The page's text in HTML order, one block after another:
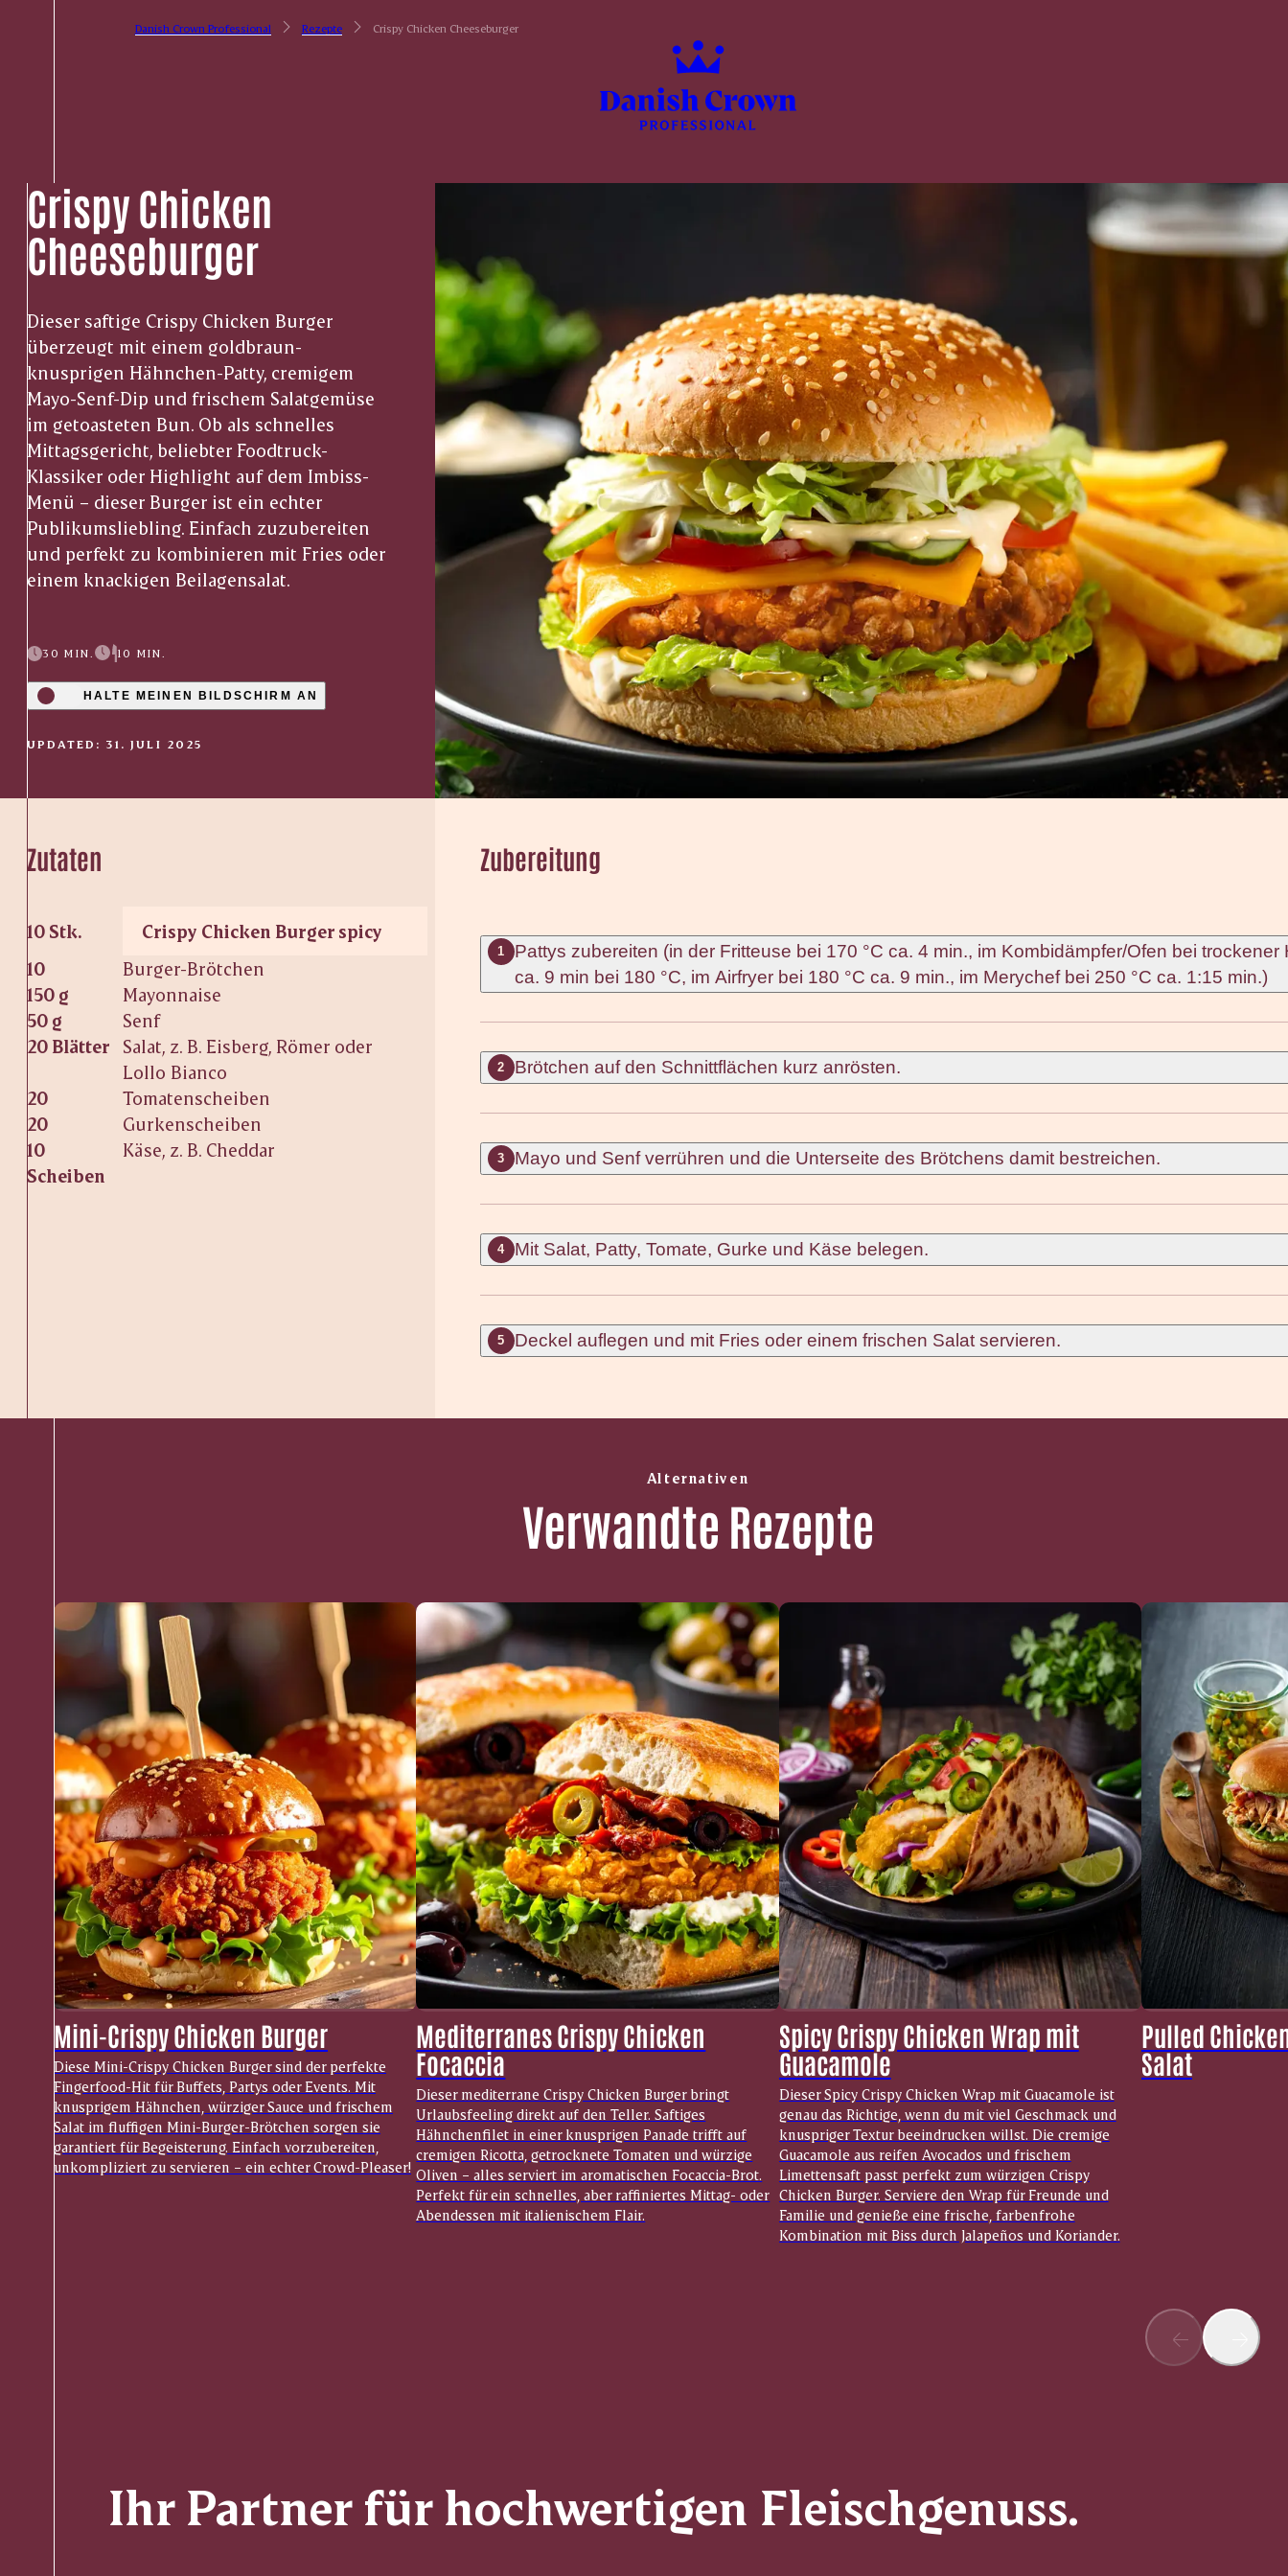
Danish Crown Professional Rezepte Crispy Chicken Cheeseburger
Crispy Chicken
Cheeseburger
Dieser saftige Crispy Chicken Burger
überzeugt mit einem goldbraun-
knusprigen Hähnchen-Patty, cremigem
Mayo-Senf-Dip und frischem Salatgemüse
im getoasteten Bun. Ob als schnelles
Mittagsgericht, beliebter Foodtruck-
Klassiker oder Highlight auf dem Imbiss-
Menü – dieser Burger ist ein echter
Publikumsliebling. Einfach zuzubereiten
und perfekt zu kombinieren mit Fries oder
einem knackigen Beilagensalat.
30 MIN. 10 MIN.
HALTE MEINEN BILDSCHIRM AN
UPDATED: 31. JULI 2025
Zutaten
10 Stk.
Crispy Chicken Burger spicy
10
Burger-Brötchen
150 g
Mayonnaise
50 g
Senf
20 Blätter
Salat, z. B. Eisberg, Römer oder
Lollo Bianco
20
Tomatenscheiben
20
Gurkenscheiben
10
Scheiben
Käse, z. B. Cheddar
Zubereitung
1
Pattys zubereiten (in der Fritteuse bei 170 °C ca. 4 min., im Kombidämpfer/Ofen bei trockener
ca. 9 min bei 180 °C, im Airfryer bei 180 °C ca. 9 min., im Merychef bei 250 °C ca. 1:15 min.)
2 Brötchen auf den Schnittflächen kurz anrösten.
3 Mayo und Senf verrühren und die Unterseite des Brötchens damit bestreichen.
4 Mit Salat, Patty, Tomate, Gurke und Käse belegen.
5 Deckel auflegen und mit Fries oder einem frischen Salat servieren.
Alternativen
Verwandte Rezepte
Mini-Crispy Chicken Burger
Diese Mini-Crispy Chicken Burger sind der perfekte
Fingerfood-Hit für Buffets, Partys oder Events. Mit
knusprigem Hähnchen, würziger Sauce und frischem
Salat im fluffigen Mini-Burger-Brötchen sorgen sie
garantiert für Begeisterung. Einfach vorzubereiten,
unkompliziert zu servieren – ein echter Crowd-Pleaser!
Mediterranes Crispy Chicken
Focaccia
Dieser mediterrane Crispy Chicken Burger bringt
Urlaubsfeeling direkt auf den Teller. Saftiges
Hähnchenfilet in einer knusprigen Panade trifft auf
cremigen Ricotta, getrocknete Tomaten und würzige
Oliven – alles serviert im aromatischen Focaccia-Brot.
Perfekt für ein schnelles, aber raffiniertes Mittag- oder
Abendessen mit italienischem Flair.
Spicy Crispy Chicken Wrap mit
Guacamole
Dieser Spicy Crispy Chicken Wrap mit Guacamole ist
genau das Richtige, wenn du mit viel Geschmack und
knuspriger Textur beeindrucken willst. Die cremige
Guacamole aus reifen Avocados und frischem
Limettensaft passt perfekt zum würzigen Crispy
Chicken Burger. Serviere den Wrap für Freunde und
Familie und genieße eine frische, farbenfrohe
Kombination mit Biss durch Jalapeños und Koriander.
Pulled
Salat
Ihr Partner für hochwertigen Fleischgenuss.